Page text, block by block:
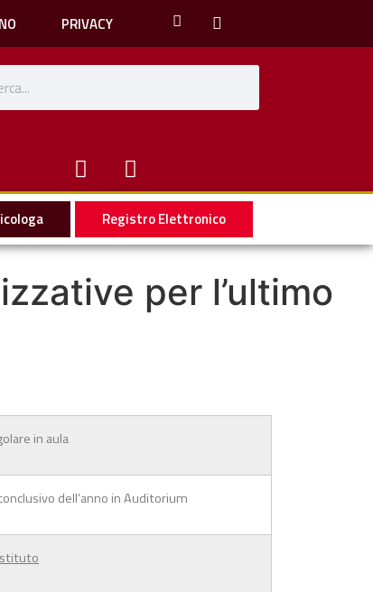
PRIVACY
Registro Elettronico
per l’ultimo
in aula
dell’anno in Auditorium